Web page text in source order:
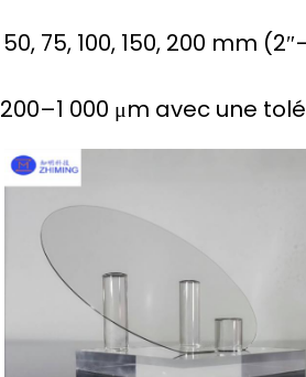
50, 75, 100, 150, 200 mm
200–1 000 μm avec une